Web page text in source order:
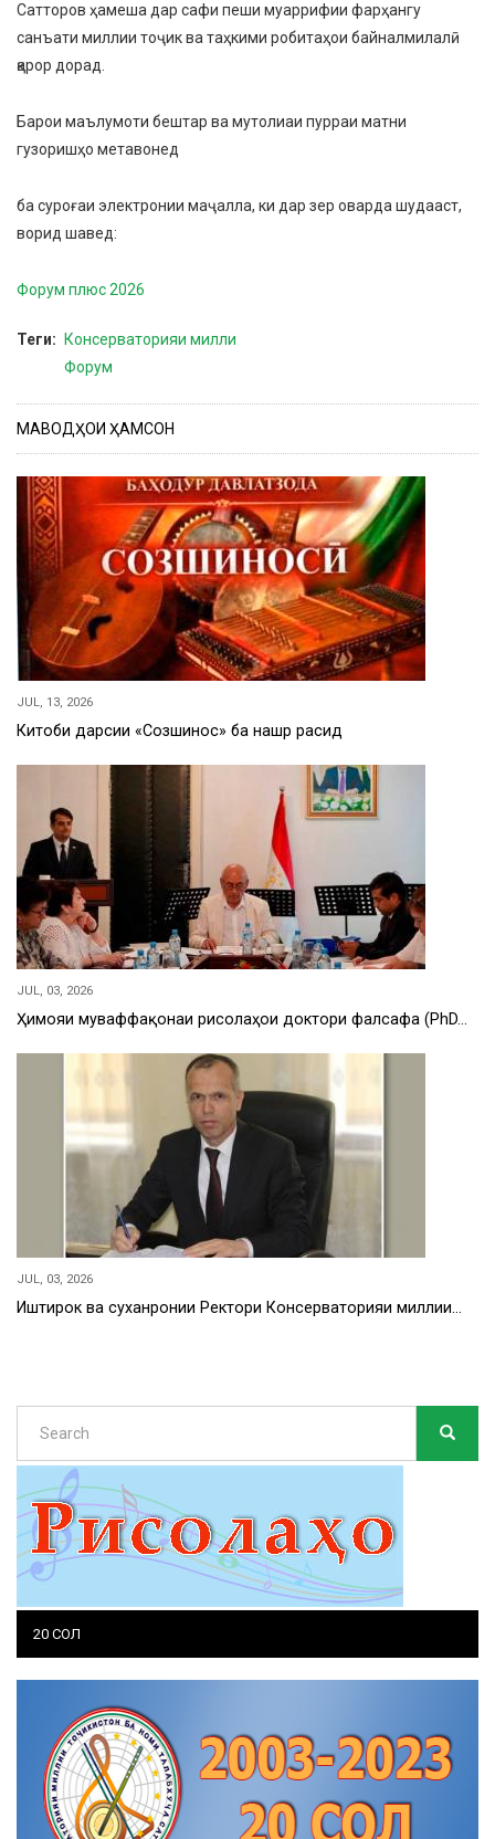
Сатторов ҳамеша дар сафи пеши муаррифии фарҳангу
санъати миллии тоҷик ва таҳкими робитаҳои байналмилалӣ
қарор дорад.
Барои маълумоти бештар ва мутолиаи пурраи матни
гузоришҳо метавонед
ба суроғаи электронии маҷалла, ки дар зер оварда шудааст,
ворид шавед:
Форум плюс 2026
Теги
Консерваторияи милли
Форум
МАВОДҲОИ ҲАМСОН
JUL, 13, 2026
Китоби дарсии «Созшиносӣ» ба нашр расид
JUL, 03, 2026
Ҳимояи муваффақонаи рисолаҳои доктори фалсафа (PhD…
JUL, 03, 2026
Иштирок ва суханронии Ректори Консерваторияи миллии…
Search
20 СОЛ